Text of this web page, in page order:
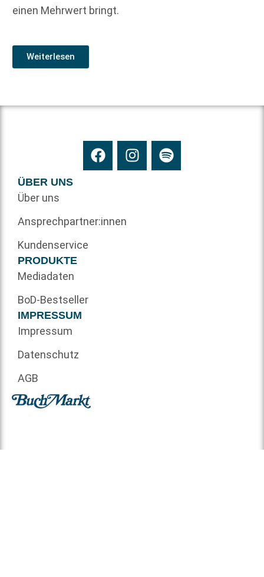
einen Mehrwert bringt.
Weiterlesen
ÜBER UNS
Über uns
Ansprechpartner:innen
Kundenservice
PRODUKTE
Mediadaten
BoD-Bestseller
IMPRESSUM
Impressum
Datenschutz
AGB